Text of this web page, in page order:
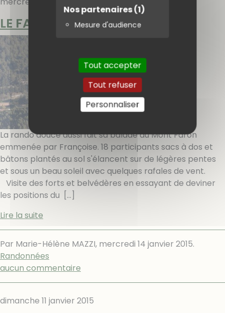
Nos partenaires(1)
Mesure d'audience
Tout accepter
Tout refuser
Personnaliser
LE FARON -RD
La rando douce aussi fait sa balade au Mont Faron
emmenée par Françoise. 18 participants sacs à dos et
bâtons plantés au sol s'élancent sur de légères pentes
et sous un beau soleil avec quelques rafales de vent.
Visite des forts et belvédères en essayant de deviner
les positions du
[…]
Lire la suite
Par Marie-Hélène MAZZI, mercredi 14 janvier 2015.
Randonnées
aucun commentaire
dimanche 11 janvier 2015